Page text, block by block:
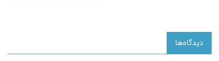
دیدگاه‌ها